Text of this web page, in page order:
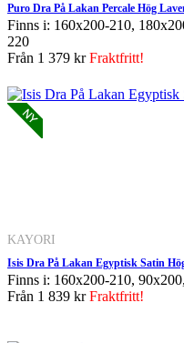
Puro Dra På Lakan Percale Hög
Finns i: 160x200-210,
220
Från 1 379 krFraktfritt!
KAYORI
Isis Dra På Lakan Egyptisk Satin
Finns i: 160x200-210,
Från 1 839 krFraktfritt!